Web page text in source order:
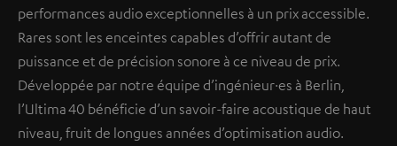
performances audio exceptionnelles à un prix accessible.
Rares sont les enceintes capables d’offrir autant de
puissance et de précision sonore à ce niveau de prix.
Développée par notre équipe d’ingénieur·es à Berlin,
l’Ultima 40 bénéficie d’un savoir-faire acoustique de haut
niveau, fruit de longues années d’optimisation audio.